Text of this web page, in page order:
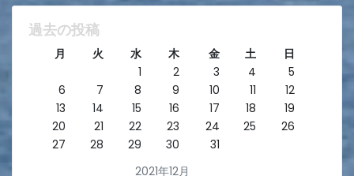
過去の投稿
2021年12月
月 火 水 木 金 土
日
1
2 3 4
5
6
7 8 9 10 11
12
13
14 15 16 17 18
19
20
21 22 23 24 25
26
27
28 29 30 31